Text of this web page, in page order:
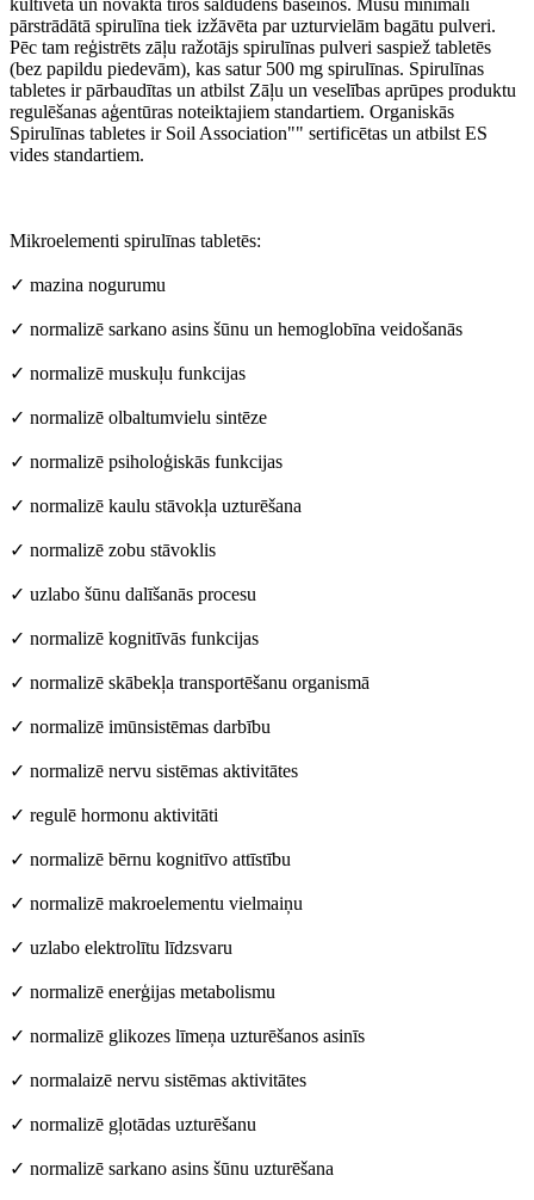
pārstrādātā spirulīna tiek izžāvēta par uzturvielām bagātu pulveri.
Pēc tam reģistrēts zāļu ražotājs spirulīnas pulveri saspiež tabletēs
(bez papildu piedevām), kas satur 500 mg spirulīnas. Spirulīnas
tabletes ir pārbaudītas un atbilst Zāļu un veselības aprūpes produktu
regulēšanas aģentūras noteiktajiem standartiem. Organiskās
Spirulīnas tabletes ir Soil Association"" sertificētas un atbilst ES
vides standartiem.
Mikroelementi spirulīnas tabletēs:
✓ mazina nogurumu
✓ normalizē sarkano asins šūnu un hemoglobīna veidošanās
✓ normalizē muskuļu funkcijas
✓ normalizē olbaltumvielu sintēze
✓ normalizē psiholoģiskās funkcijas
✓ normalizē kaulu stāvokļa uzturēšana
✓ normalizē zobu stāvoklis
✓ uzlabo šūnu dalīšanās procesu
✓ normalizē kognitīvās funkcijas
✓ normalizē skābekļa transportēšanu organismā
✓ normalizē imūnsistēmas darbību
✓ normalizē nervu sistēmas aktivitātes
✓ regulē hormonu aktivitāti
✓ normalizē bērnu kognitīvo attīstību
✓ normalizē makroelementu vielmaiņu
✓ uzlabo elektrolītu līdzsvaru
✓ normalizē enerģijas metabolismu
✓ normalizē glikozes līmeņa uzturēšanos asinīs
✓ normalaizē nervu sistēmas aktivitātes
✓ normalizē gļotādas uzturēšanu
✓ normalizē sarkano asins šūnu uzturēšana